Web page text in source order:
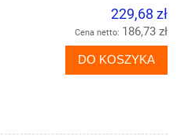
229,68 zł
Cena netto: 186,73 zł
DO KOSZYKA